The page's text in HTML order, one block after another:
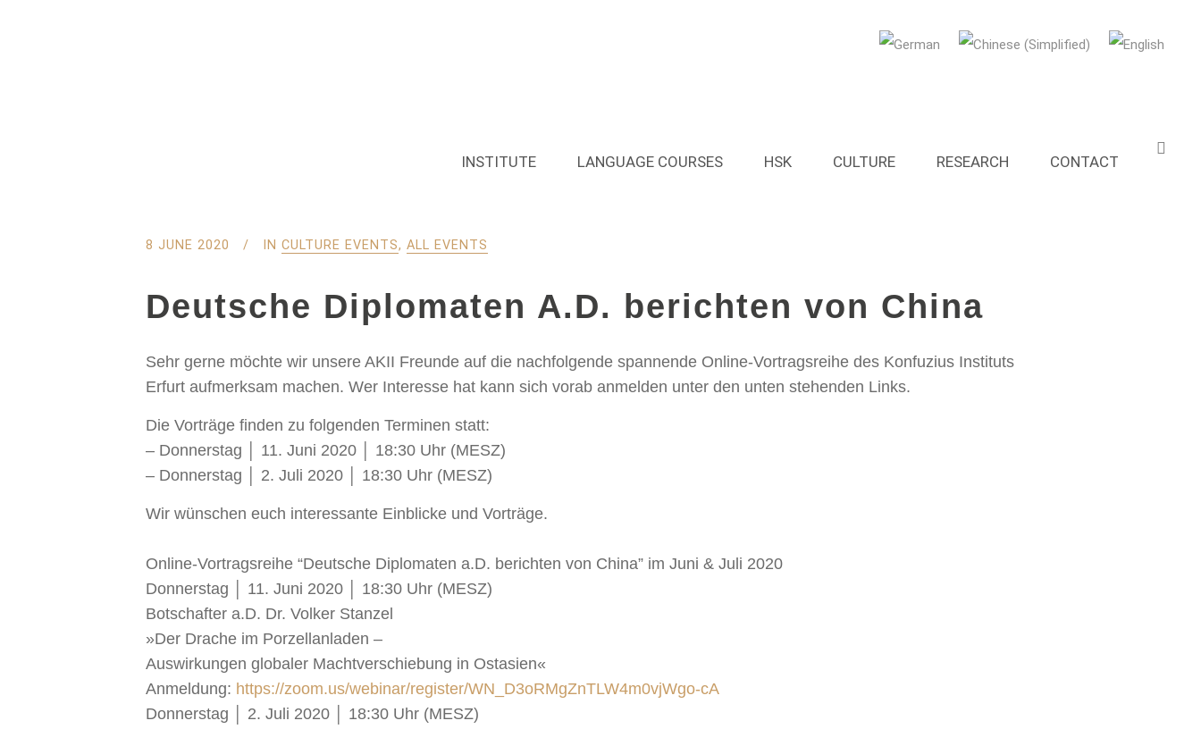
INSTITUTE LANGUAGE COURSES HSK CULTURE RESEARCH CONTACT
8 JUNE 2020 IN CULTURE EVENTS, ALL EVENTS
Deutsche Diplomaten A.D. berichten von China
Sehr gerne möchte wir unsere AKII Freunde auf die nachfolgende spannende Online-Vortragsreihe des Konfuzius Instituts
Erfurt aufmerksam machen. Wer Interesse hat kann sich vorab anmelden unter den unten stehenden Links.
Die Vorträge finden zu folgenden Terminen statt:
– Donnerstag │ 11. Juni 2020 │ 18:30 Uhr (MESZ)
– Donnerstag │ 2. Juli 2020 │ 18:30 Uhr (MESZ)
Wir wünschen euch interessante Einblicke und Vorträge.
Online-Vortragsreihe “Deutsche Diplomaten a.D. berichten von China” im Juni & Juli 2020
Donnerstag │ 11. Juni 2020 │ 18:30 Uhr (MESZ)
Botschafter a.D. Dr. Volker Stanzel
»Der Drache im Porzellanladen –
Auswirkungen globaler Machtverschiebung in Ostasien«
Anmeldung: https://zoom.us/webinar/register/WN_D3oRMgZnTLW4m0vjWgo-cA
Donnerstag │ 2. Juli 2020 │ 18:30 Uhr (MESZ)